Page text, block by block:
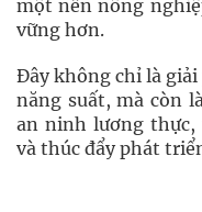
một nền nông
vững hơn.
Đây không chỉ là
năng suất, mà còn
an ninh lương
và thúc đẩy phát